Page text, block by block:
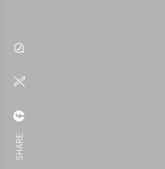
SHARE: